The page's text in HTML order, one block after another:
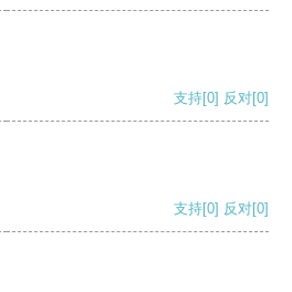
支持[0] 反对[0]
支持[0] 反对[0]